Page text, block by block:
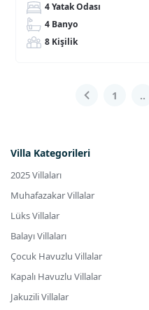
4 Yatak Odası
4 Banyo
8 Kişilik
1 ..
Villa Kategorileri
2025 Villaları
Muhafazakar Villalar
Lüks Villalar
Balayı Villaları
Çocuk Havuzlu Villalar
Kapalı Havuzlu Villalar
Jakuzili Villalar